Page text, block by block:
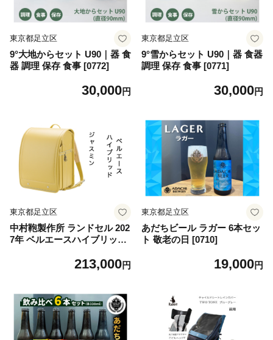
東京都足立区
9°大地からセット U90｜器 食
器 調理 保存 食事 [0772]
30,000円
東京都足立区
9°雪からセット U90｜器 食器
調理 保存 食事 [0771]
30,000円
東京都足立区
中村鞄製作所 ランドセル 202
7年 ベルエースハイブリッド
子 ブランド 日本製 国産 入学
213,000円
東京都足立区
あだちビール ラガー 6本セッ
ト 敬老の日 [0710]
19,000円